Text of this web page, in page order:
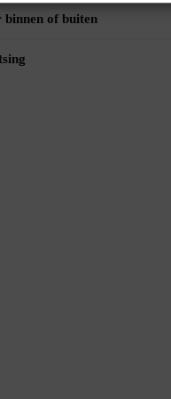
binnen of buiten